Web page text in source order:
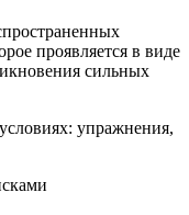
проявляется в виде
сильных